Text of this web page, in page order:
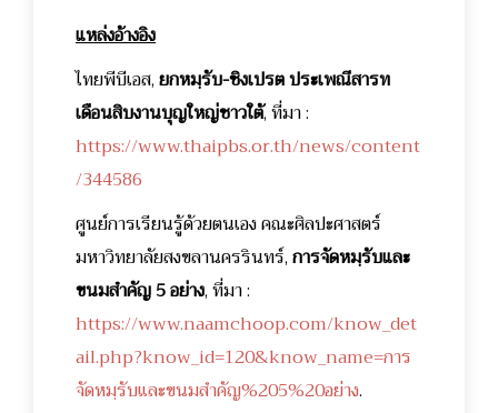
แหล่งอ้างอิง
ไทยพีบีเอส,ยกหมฺรับ-ชิงเปรต ประเพณีสารท
เดือนสิบงานบุญใหญ่ชาวใต้, ที่มา :
https://www.thaipbs.or.th/news/content
/344586
ศูนย์การเรียนรู้ด้วยตนเอง คณะศิลปะศาสตร์
มหาวิทยาลัยสงขลานครรินทร์,การจัดหมฺรับและ
ขนมสำคัญ 5 อย่าง, ที่มา :
https://www.naamchoop.com/know_det
ail.php?know_id=120&know_name=การ
จัดหมฺรับและขนมสำคัญ%205%20อย่าง.